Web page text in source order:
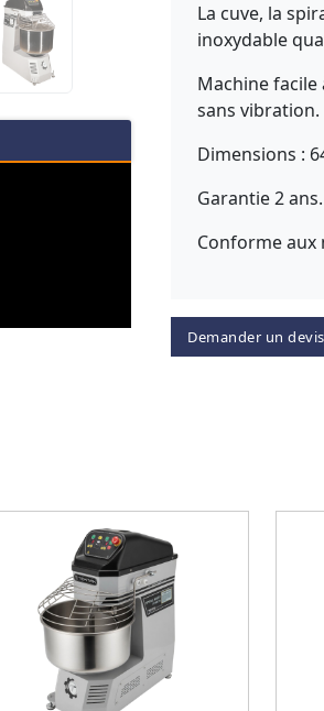
La cuve, la
inoxydable
Machine
sans vibration.
Dimensions :
Garantie 2 ans.
Conforme aux
Demander un devis